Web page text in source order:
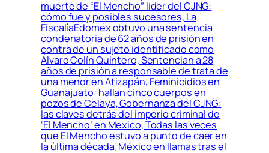
muerte de “El Mencho” líder del CJNG:
cómo fue y posibles sucesores, La
FiscalíaEdoméx obtuvo una sentencia
condenatoria de 62 años de prisión en
contra de un sujeto identificado como
Álvaro Colín Quintero, Sentencian a 28
años de prisión a responsable de trata de
una menor en Atizapán, Feminicidios en
Guanajuato: hallan cinco cuerpos en
pozos de Celaya, Gobernanza del CJNG:
las claves detrás del imperio criminal de
‘El Mencho’ en México, Todas las veces
que El Mencho estuvo a punto de caer en
la última década, México en llamas tras el